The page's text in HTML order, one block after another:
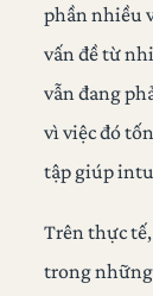
phần nhiều
vấn đề từ
vẫn đang
vì việc đó
tập giúp
Trên thực
trong những